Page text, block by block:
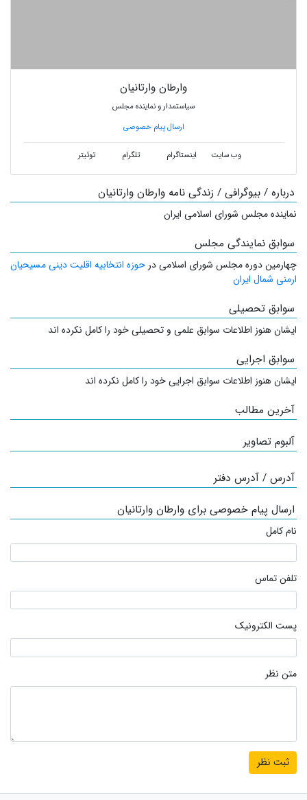
وارطان وارتانیان
سیاستمدار و نماینده مجلس
ارسال پیام خصوصی
وب سایت اینستاگرام تلگرام توئیتر
درباره / بیوگرافی / زندگی نامه وارطان وارتانیان
نماینده مجلس شورای اسلامی ایران
سوابق نمایندگی مجلس
چهارمین دوره مجلس شورای اسلامی در حوزه انتخابیه اقلیت دینی مسیحیان
ارمنی شمال ایران
سوابق تحصیلی
ایشان هنوز اطلاعات سوابق علمی و تحصیلی خود را کامل نکرده اند
سوابق اجرایی
ایشان هنوز اطلاعات سوابق اجرایی خود را کامل نکرده اند
آخرین مطالب
آلبوم تصاویر
آدرس / آدرس دفتر
ارسال پیام خصوصی برای وارطان وارتانیان
نام کامل
تلفن تماس
پست الکترونیک
متن نظر